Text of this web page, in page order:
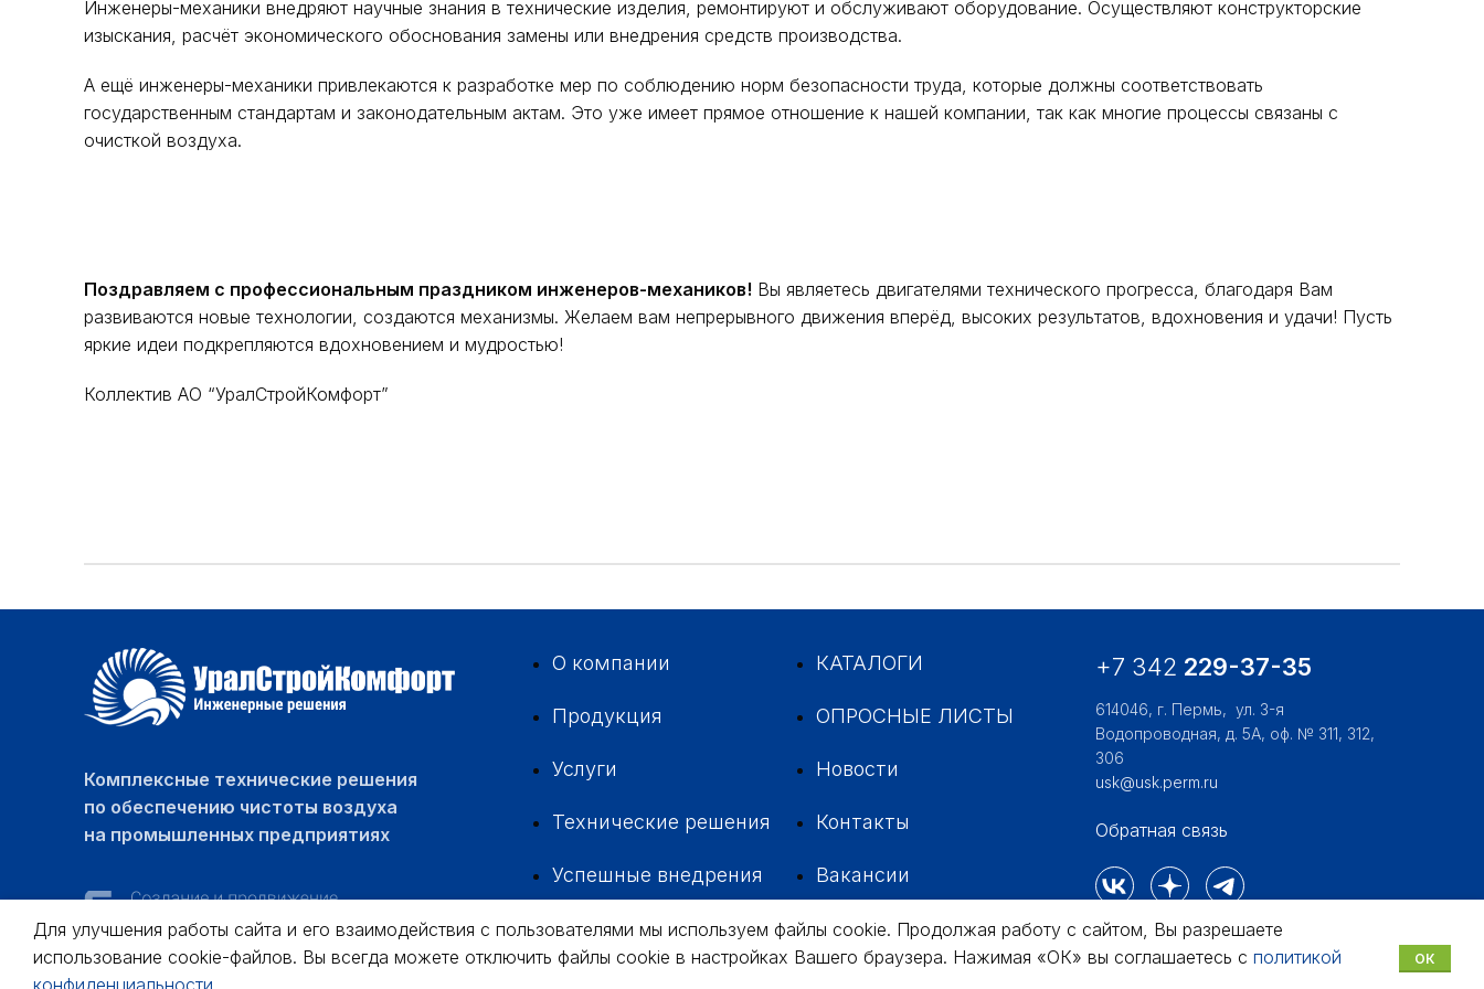
Инженеры-механики внедряют научные знания в технические изделия, ремонтируют и обслуживают оборудование. Осуществляют конструкторские
изыскания, расчёт экономического обоснования замены или внедрения средств производства.
А ещё инженеры-механики привлекаются к разработке мер по соблюдению норм безопасности труда, которые должны соответствовать
государственным стандартам и законодательным актам. Это уже имеет прямое отношение к нашей компании, так как многие процессы связаны с
очисткой воздуха.
Поздравляем с профессиональным праздником инженеров-механиков! Вы являетесь двигателями технического прогресса, благодаря Вам
развиваются новые технологии, создаются механизмы. Желаем вам непрерывного движения вперёд, высоких результатов, вдохновения и удачи! Пусть
яркие идеи подкрепляются вдохновением и мудростью!
Коллектив АО “УралСтройКомфорт”
Комплексные технические решения
по обеспечению чистоты воздуха
на промышленных предприятиях
О компании
Продукция
Услуги
Технические решения
Успешные внедрения
КАТАЛОГИ
ОПРОСНЫЕ ЛИСТЫ
Новости
Контакты
Вакансии
+7 342 229-37-35
614046, г. Пермь, ул. 3-я
Водопроводная, д. 5А, оф. № 311, 312,
306
usk@usk.perm.ru
Обратная связь
Для улучшения работы сайта и его взаимодействия с пользователями мы используем файлы cookie. Продолжая работу с сайтом, Вы разрешаете
использование cookie-файлов. Вы всегда можете отключить файлы cookie в настройках Вашего браузера. Нажимая «ОК» вы соглашаетесь с политикой
конфиденциальности
ОК